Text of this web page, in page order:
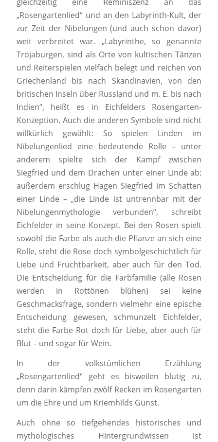
gleichzeitig eine Reminiszenz an das
„Rosengartenlied“ und an den Labyrinth-Kult, der
zur Zeit der Nibelungen (und auch schon davor)
weit verbreitet war. „Labyrinthe, so genannte
Trojaburgen, sind als Orte von kultischen Tänzen
und Reiterspielen vielfach belegt und reichen von
Griechenland bis nach Skandinavien, von den
britischen Inseln über Russland und m. E. bis nach
Indien“, heißt es in Eichfelders Rosengarten-
Konzeption. Auch die anderen Symbole sind nicht
willkürlich gewählt: So spielen Linden im
Nibelungenlied eine bedeutende Rolle – unter
anderem spielte sich der Kampf zwischen
Siegfried und dem Drachen unter einer Linde ab;
außerdem erschlug Hagen Siegfried im Schatten
einer Linde – „die Linde ist untrennbar mit der
Nibelungenmythologie verbunden“, schreibt
Eichfelder in seine Konzept. Bei den Rosen spielt
sowohl die Farbe als auch die Pflanze an sich eine
Rolle, steht die Rose doch symbolgeschichtlich für
Liebe und Fruchtbarkeit, aber auch für den Tod.
Die Entscheidung für die Farbfamilie (alle Rosen
werden in Rottönen blühen) sei keine
Geschmacksfrage, sondern vielmehr eine epische
Entscheidung gewesen, schmunzelt Eichfelder,
steht die Farbe Rot doch für Liebe, aber auch für
Blut – und sogar für Wein.
In der volkstümlichen Erzählung
„Rosengartenlied“ geht es bisweilen blutig zu,
denn darin kämpfen zwölf Recken im Rosengarten
um die Ehre und um Kriemhilds Gunst.
Auch ohne so tiefgehendes historisches und
mythologisches Hintergrundwissen ist